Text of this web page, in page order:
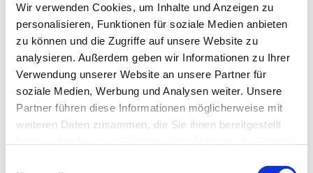
Wir verwenden Cookies, um Inhalte und Anzeigen zu
personalisieren, Funktionen für soziale Medien anbieten
zu können und die Zugriffe auf unsere Website zu
analysieren. Außerdem geben wir Informationen zu Ihrer
Verwendung unserer Website an unsere Partner für
soziale Medien, Werbung und Analysen weiter. Unsere
Partner führen diese Informationen möglicherweise mit
weiteren Daten zusammen, die Sie ihnen bereitgestellt